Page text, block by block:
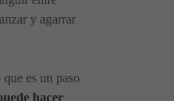
y agarrar
es un paso
hacer